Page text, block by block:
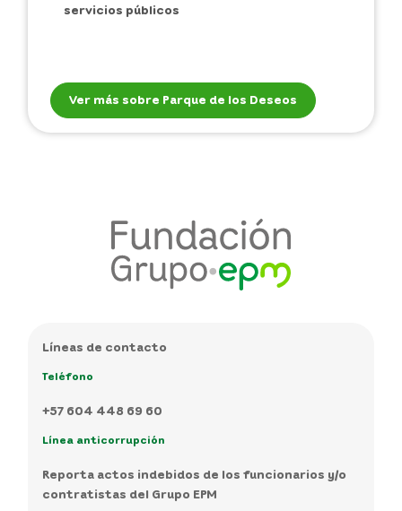
servicios públicos
Ver más sobre Parque de los Deseos
Líneas de contacto
Teléfono
+57 604 448 69 60
Línea anticorrupción
Reporta actos indebidos de los funcionarios y/o
contratistas del Grupo EPM